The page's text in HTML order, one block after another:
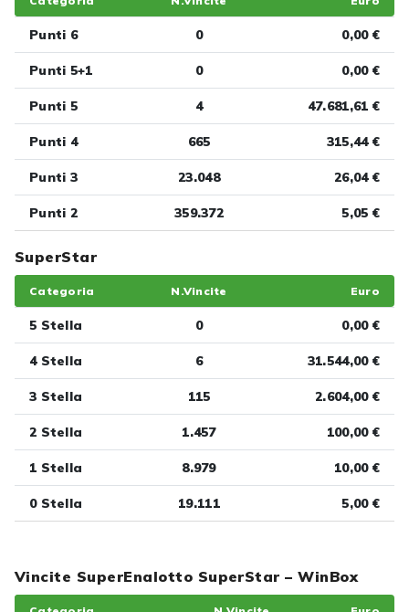
Vincite SuperEnalotto SuperStar – WinBox
Punti 6 0 0,00 €
Punti 5+1 0 0,00 €
Punti 5 4 47.681,61 €
Punti 4 665 315,44 €
Punti 3 23.048 26,04 €
Punti 2 359.372 5,05 €
SuperStar
Categoria N.Vincite Euro
5 Stella 0 0,00 €
4 Stella 6 31.544,00 €
3 Stella 115 2.604,00 €
2 Stella 1.457 100,00 €
1 Stella 8.979 10,00 €
0 Stella 19.111 5,00 €